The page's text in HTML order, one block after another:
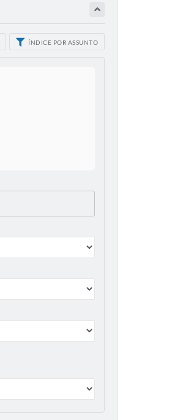
ÍNDICE POR ASSUNTO